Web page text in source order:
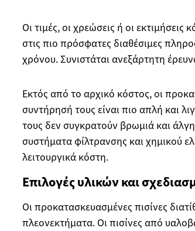
Οι τιμές, οι χρεώσεις ή οι
στις πιο πρόσφατες διαθέσιμες
χρόνου. Συνιστάται ανεξάρτητη
Εκτός από το αρχικό κόστος, οι
συντήρησή τους είναι πιο απλή και
τους δεν συγκρατούν βρωμιά και
συστήματα φίλτρανσης και χημικού
λειτουργικά κόστη.
Επιλογές υλικών και
Οι προκατασκευασμένες πισίνες
πλεονεκτήματα. Οι πισίνες από